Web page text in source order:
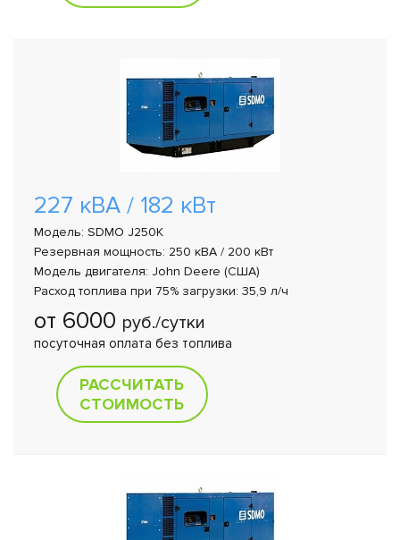
227 кВА / 182 кВт
Модель: SDMO J250K
Резервная мощность: 250 кВА / 200 кВт
Модель двигателя: John Deere (США)
Расход топлива при 75% загрузки: 35,9 л/ч
от 6000 руб./сутки
посуточная оплата без топлива
РАССЧИТАТЬ
СТОИМОСТЬ